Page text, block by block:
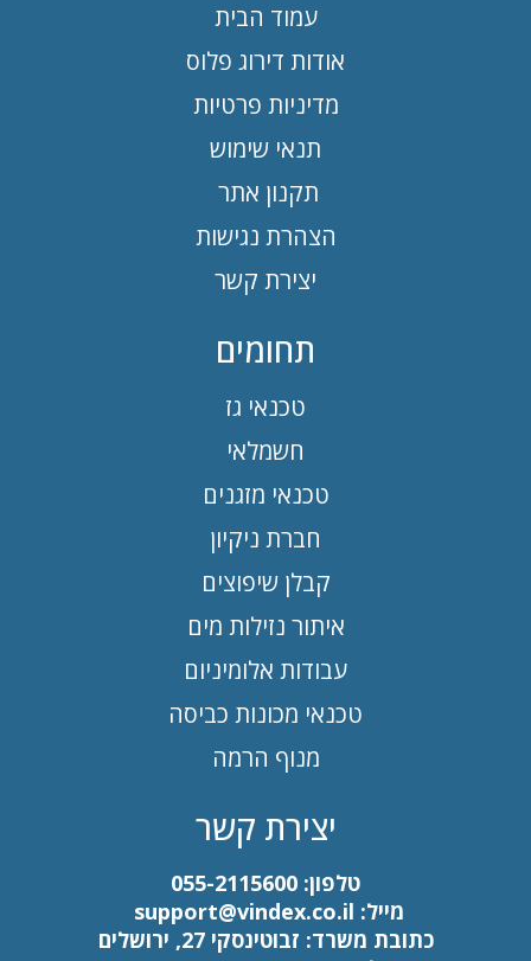
עמוד הבית
אודות דירוג פלוס
מדיניות פרטיות
תנאי שימוש
תקנון אתר
הצהרת נגישות
יצירת קשר
תחומים
טכנאי גז
חשמלאי
טכנאי מזגנים
חברת ניקיון
קבלן שיפוצים
איתור נזילות מים
עבודות אלומיניום
טכנאי מכונות כביסה
מנוף הרמה
יצירת קשר
טלפון: 055-2115600
מייל: support@vindex.co.il
כתובת משרד: זבוטינסקי 27, ירושלים